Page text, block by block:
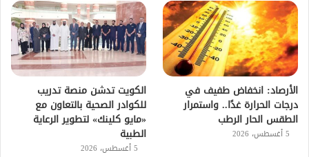
الأرصاد: انخفاض طفيف في
درجات الحرارة غدًا.. واستمرار
الطقس الحار الرطب
5 أغسطس، 2026
الكويت تدشن منصة تدريب
للكوادر الصحية بالتعاون مع
«مايو كلينك» لتطوير الرعاية
الطبية
5 أغسطس، 2026